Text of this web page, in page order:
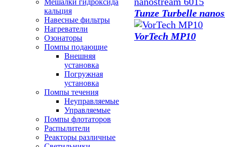
Мешалки гидроксида
кальция
Навесные фильтры
Нагреватели
Озонаторы
Помпы подающие
Внешняя
установка
Погружная
установка
Помпы течения
Неуправляемые
Управляемые
Помпы флотаторов
Распылители
Реакторы различные
Tunze Turbelle
VorTech MP10